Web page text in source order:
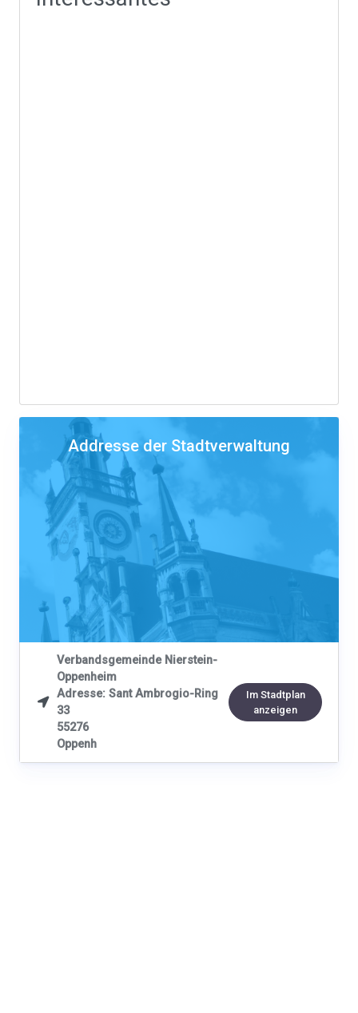
Addresse der Stadtverwaltung

Verbandsgemeinde Nierstein-
Oppenheim
Adresse: Sant Ambrogio-Ring
33
55276
Oppenh
Im Stadtplan
anzeigen